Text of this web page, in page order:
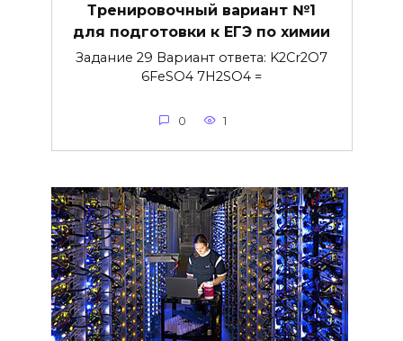
Тренировочный вариант №1
для подготовки к ЕГЭ по химии
Задание 29 Вариант ответа: K2Cr2O7
6FeSO4 7H2SO4 =
0 1